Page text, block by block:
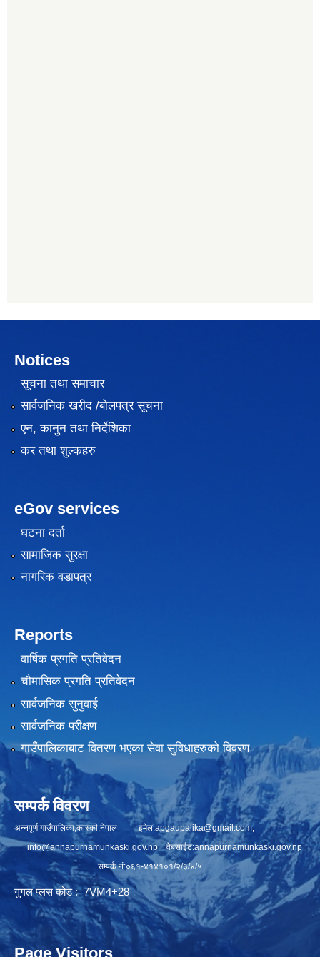
Notices
सूचना तथा समाचार
सार्वजनिक खरीद /बोलपत्र सूचना
एन, कानुन तथा निर्देशिका
कर तथा शुल्कहरु
eGov services
घटना दर्ता
सामाजिक सुरक्षा
नागरिक वडापत्र
Reports
वार्षिक प्रगति प्रतिवेदन
चौमासिक प्रगति प्रतिवेदन
सार्वजनिक सुनुवाई
सार्वजनिक परीक्षण
गाउँपालिकाबाट वितरण भएका सेवा सुविधाहरुको विवरण
सम्पर्क विवरण
अन्नपूर्ण गाउँपालिका,कास्की,नेपाल इमेल:apgaupalika@gmail.com,
info@annapurnamunkaski.gov.npवेबसाईट:annapurnamunkaski.gov.np
सम्पर्क नं:०६१-४१४१०१/२/३/४/५
गुगल प्लस कोड : 7VM4+28
Page Visitors